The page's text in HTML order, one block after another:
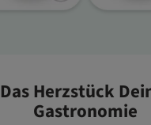
Das Herzstück
Gastronomie